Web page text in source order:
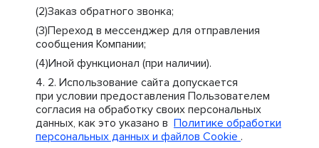
Заказ обратного звонка;
Переход в мессенджер для отправления
сообщения Компании;
Иной функционал (при наличии).
Использование сайта допускается
при условии предоставления Пользователем
согласия на обработку своих персональных
данных, как это указано в Политике обработки
персональных данных и файлов Cookie .